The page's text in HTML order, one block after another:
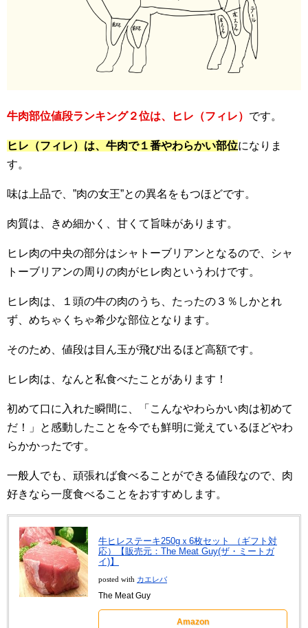
牛肉部位値段ランキング２位は、ヒレ（フィレ） です。
ヒレ（フィレ）は、牛肉で１番やわらかい部位になりま
す。
味は上品で、”肉の女王”との異名をもつほどです。
肉質は、きめ細かく、甘くて旨味があります。
ヒレ肉の中央の部分はシャトーブリアンとなるので、シャ
トーブリアンの周りの肉がヒレ肉というわけです。
ヒレ肉は、１頭の牛の肉のうち、たったの３％しかとれ
ず、めちゃくちゃ希少な部位となります。
そのため、値段は目ん玉が飛び出るほど高額です。
ヒレ肉は、なんと私食べたことがあります！
初めて口に入れた瞬間に、「こんなやわらかい肉は初めて
だ！」と感動したことを今でも鮮明に覚えているほどやわ
らかかったです。
一般人でも、頑張れば食べることができる値段なので、肉
好きなら一度食べることをおすすめします。
牛ヒレステーキ250gｘ6枚セット （ギフト対
応）【販売元：The Meat Guy(ザ・ミートガ
イ)】
posted with カエレバ
The Meat Guy
Amazon